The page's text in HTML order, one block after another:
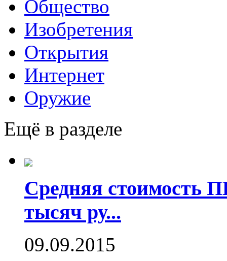
Общество
Изобретения
Открытия
Интернет
Оружие
Ещё в разделе
Средняя стоимость
тысяч ру...
09.09.2015